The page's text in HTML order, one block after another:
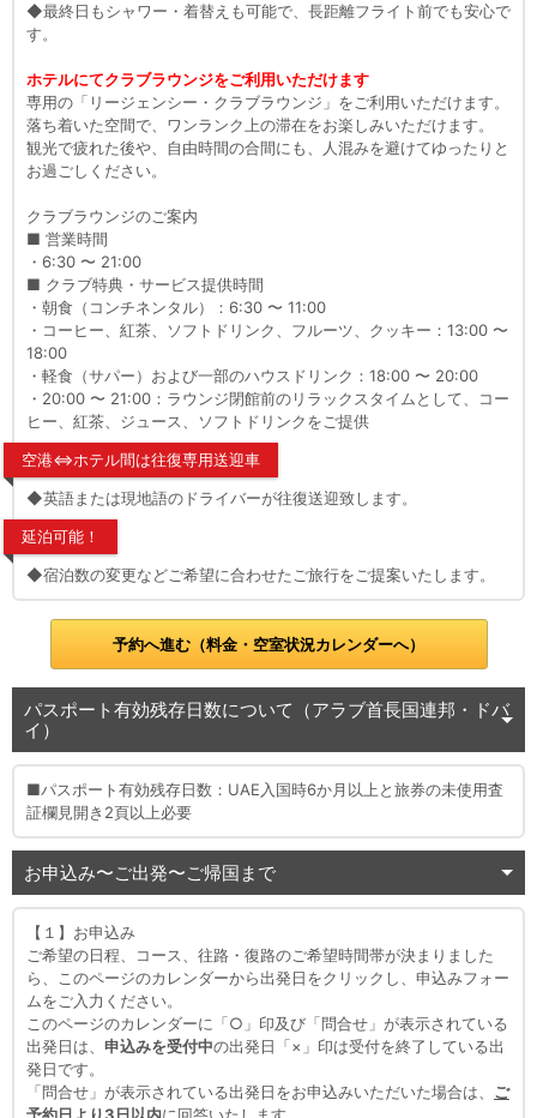
◆最終日もシャワー・着替えも可能で、長距離フライト前でも安心で
す。
ホテルにてクラブラウンジをご利用いただけます
専用の「リージェンシー・クラブラウンジ」をご利用いただけます。
落ち着いた空間で、ワンランク上の滞在をお楽しみいただけます。
観光で疲れた後や、自由時間の合間にも、人混みを避けてゆったりと
お過ごしください。
クラブラウンジのご案内
■ 営業時間
・6:30 〜 21:00
■ クラブ特典・サービス提供時間
・朝食（コンチネンタル）：6:30 〜 11:00
・コーヒー、紅茶、ソフトドリンク、フルーツ、クッキー：13:00 〜
18:00
・軽食（サパー）および一部のハウスドリンク：18:00 〜 20:00
・20:00 〜 21:00：ラウンジ閉館前のリラックスタイムとして、コー
ヒー、紅茶、ジュース、ソフトドリンクをご提供
空港⇔ホテル間は往復専用送迎車
◆英語または現地語のドライバーが往復送迎致します。
延泊可能！
◆宿泊数の変更などご希望に合わせたご旅行をご提案いたします。
予約へ進む（料金・空室状況カレンダーへ）
パスポート有効残存日数について（アラブ首長国連邦・ドバ
イ）
■パスポート有効残存日数：UAE入国時6か月以上と旅券の未使用査
証欄見開き2頁以上必要
お申込み〜ご出発〜ご帰国まで
【１】お申込み
ご希望の日程、コース、往路・復路のご希望時間帯が決まりました
ら、このページのカレンダーから出発日をクリックし、申込みフォー
ムをご入力ください。
このページのカレンダーに「○」印及び「問合せ」が表示されている
出発日は、 申込みを受付中の出発日「×」印は受付を終了している出
発日です。
「問合せ」が表示されている出発日をお申込みいただいた場合は、 ご